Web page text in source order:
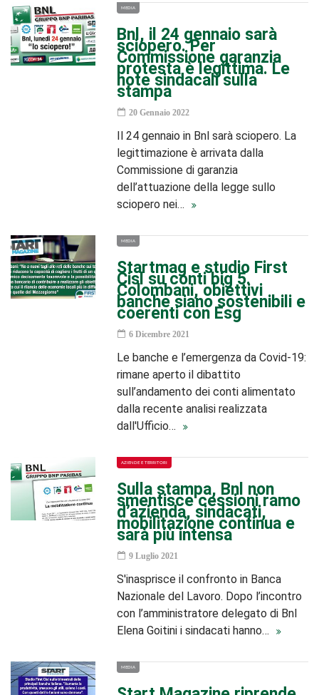
MEDIA
Bnl, il 24 gennaio sarà
sciopero. Per
Commissione garanzia
protesta è legittima. Le
note sindacali sulla
stampa
20 Gennaio 2022
Il 24 gennaio in Bnl sarà sciopero. La
legittimazione è arrivata dalla
Commissione di garanzia
dell’attuazione della legge sullo
sciopero nei…
MEDIA
Startmag e studio First
Cisl su conti big 5.
Colombani, obiettivi
banche siano sostenibili e
coerenti con Esg
6 Dicembre 2021
Le banche e l’emergenza da Covid-19:
rimane aperto il dibattito
sull’andamento dei conti alimentato
dalla recente analisi realizzata
dall'Ufficio…
AZIENDE E TERRITORI
Sulla stampa, Bnl non
smentisce cessioni ramo
d’azienda, sindacati,
mobilitazione continua e
sarà più intensa
9 Luglio 2021
S'inasprisce il confronto in Banca
Nazionale del Lavoro. Dopo l’incontro
con l’amministratore delegato di Bnl
Elena Goitini i sindacati hanno…
MEDIA